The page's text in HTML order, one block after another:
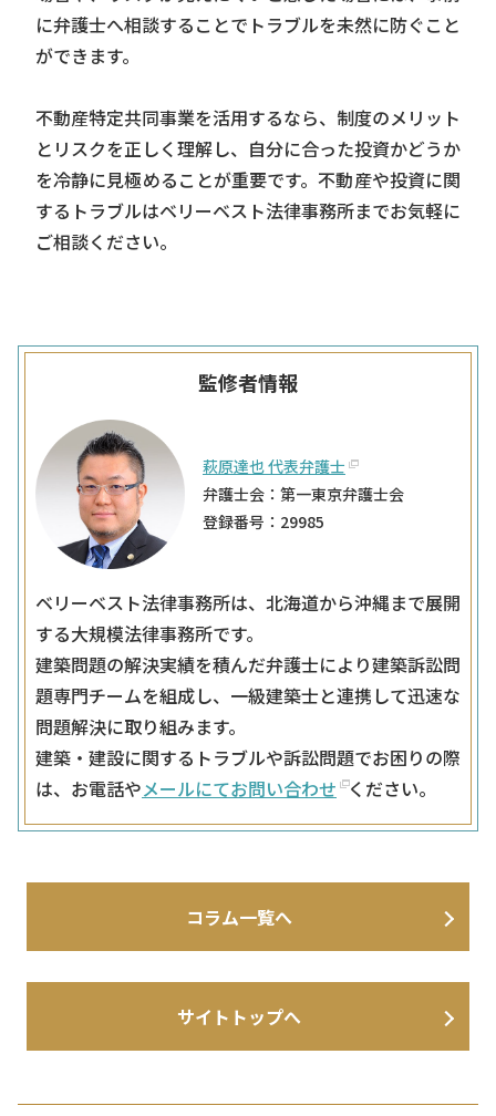
に弁護士へ相談することでトラブルを未然に防ぐこと
ができます。
不動産特定共同事業を活用するなら、制度のメリット
とリスクを正しく理解し、自分に合った投資かどうか
を冷静に見極めることが重要です。不動産や投資に関
するトラブルはベリーベスト法律事務所までお気軽に
ご相談ください。
監修者情報
萩原達也 代表弁護士
弁護士会：第一東京弁護士会
登録番号：29985
ベリーベスト法律事務所は、北海道から沖縄まで展開
する大規模法律事務所です。
建築問題の解決実績を積んだ弁護士により建築訴訟問
題専門チームを組成し、一級建築士と連携して迅速な
問題解決に取り組みます。
建築・建設に関するトラブルや訴訟問題でお困りの際
は、お電話やメールにてお問い合わせ ください。
コラム一覧へ
サイトトップへ